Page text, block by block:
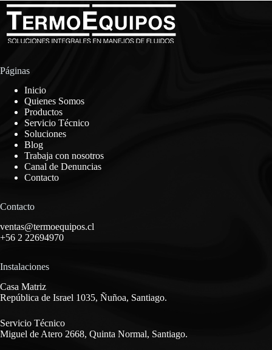
Páginas
Inicio
Quienes Somos
Productos
Servicio Técnico
Soluciones
Blog
Trabaja con nosotros
Canal de Denuncias
Contacto
Contacto
ventas@termoequipos.cl
+56 2 22694970
Instalaciones
Casa Matriz
República de Israel 1035, Ñuñoa, Santiago.
Servicio Técnico
Miguel de Atero 2668, Quinta Normal, Santiago.